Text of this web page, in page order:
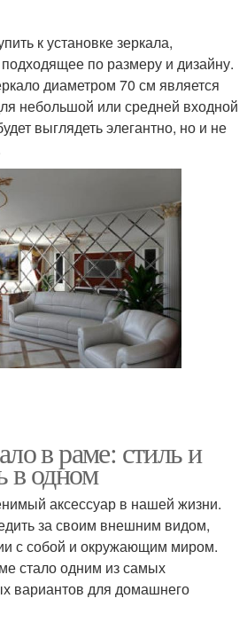
к установке зеркала,
по размеру и дизайну.
диаметром 70 см является
небольшой или средней входной
выглядеть элегантно, но и не
в раме: стиль и
в одном
аксессуар в нашей жизни.
за своим внешним видом,
с собой и окружающим миром.
стало одним из самых
вариантов для домашнего